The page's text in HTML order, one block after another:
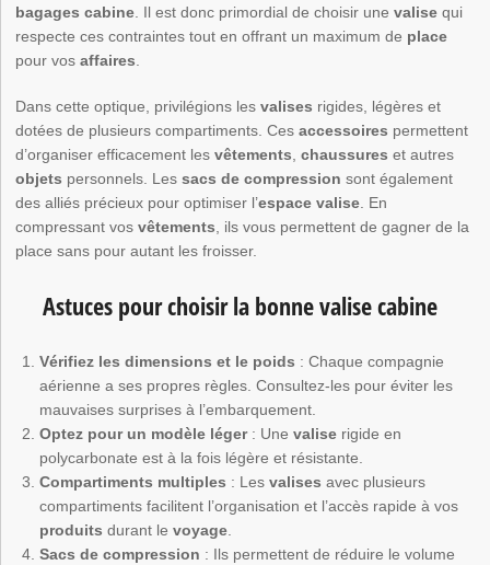
bagages cabine. Il est donc primordial de choisir unevalise qui
respecte ces contraintes tout en offrant un maximum de place
pour vosaffaires.
Dans cette optique, privilégions lesvalises rigides, légères et
dotées de plusieurs compartiments. Cesaccessoires permettent
d’organiser efficacement lesvêtements,chaussures et autres
objets personnels. Lessacs de compression sont également
des alliés précieux pour optimiser l’espace valise. En
compressant vosvêtements, ils vous permettent de gagner de la
place sans pour autant les froisser.
Astuces pour choisir la bonne valise cabine
Vérifiez les dimensions et le poids : Chaque compagnie
aérienne a ses propres règles. Consultez-les pour éviter les
mauvaises surprises à l’embarquement.
Optez pour un modèle léger: Unevalise rigide en
polycarbonate est à la fois légère et résistante.
Compartiments multiples : Lesvalises avec plusieurs
compartiments facilitent l’organisation et l’accès rapide à vos
produits durant levoyage.
Sacs de compression : Ils permettent de réduire le volume